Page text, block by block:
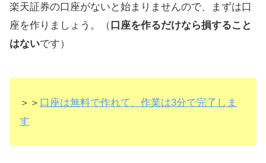
楽天証券の口座がないと始まりませんので、まずは口
座を作りましょう。（ 口座を作るだけなら損すること
はないです）
＞＞ 口座は無料で作れて、作業は3分で完了しま
す